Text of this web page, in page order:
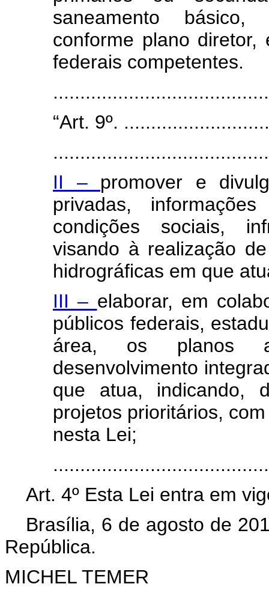
saneamento básico,
conforme plano
federais competentes.
“Art. 9º.
II – promover e
privadas,
condições sociais,
visando à realização
hidrográficas em que
III – elaborar, em
públicos federais,
área, os planos
desenvolvimento
que atua, indicando,
projetos prioritários,
nesta Lei;
Art. 4º Esta Lei entra em
Brasília, 6 de agosto de
República.
MICHEL TEMER